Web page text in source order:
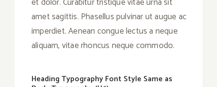
amet sagittis. Phasellus pulvinar ut augue ac
imperdiet. Aenean congue lectus a neque
aliquam, vitae rhoncus neque commodo.
Heading Typography Font Style Same as